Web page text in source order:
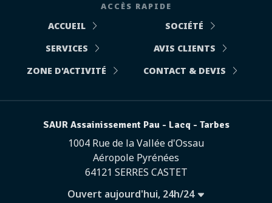
ACCÈS RAPIDE
ACCUEIL
SOCIÉTÉ
SERVICES
AVIS CLIENTS
ZONE D'ACTIVITÉ
CONTACT & DEVIS
SAUR Assainissement Pau - Lacq - Tarbes
1004 Rue de la Vallée d'Ossau
Aéropole Pyrénées
64121 SERRES CASTET
Ouvert aujourd'hui, 24h/24